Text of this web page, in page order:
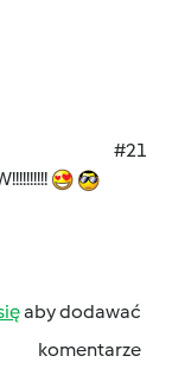
#21
aby dodawać
komentarze